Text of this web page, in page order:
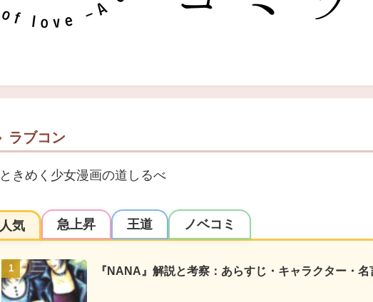
ラブコン
ときめく少女漫画の道しるべ
人気 急上昇 王道 ノベコミ
『NANA』解説と考察：あらすじ・キャラクター・